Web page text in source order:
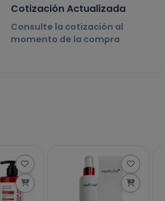
Cotización Actualizada
Consulte la cotización al
momento de la compra